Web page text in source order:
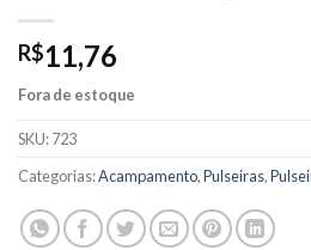
R$11,76
Fora de estoque
SKU:723
Categorias:Acampamento,Pulseiras,